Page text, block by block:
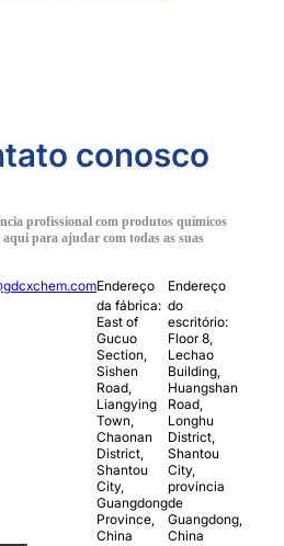
conosco
profissional com produtos químicos
para ajudar com todas as suas
Endereço
da fábrica:
East of
Gucuo
Section,
Sishen
Road,
Liangying
Town,
Chaonan
District,
Shantou
City,
Guangdong
Province,
China
Endereço
do
escritório:
Floor 8,
Lechao
Building,
Huangshan
Road,
Longhu
District,
Shantou
City,
província
de
Guangdong,
China